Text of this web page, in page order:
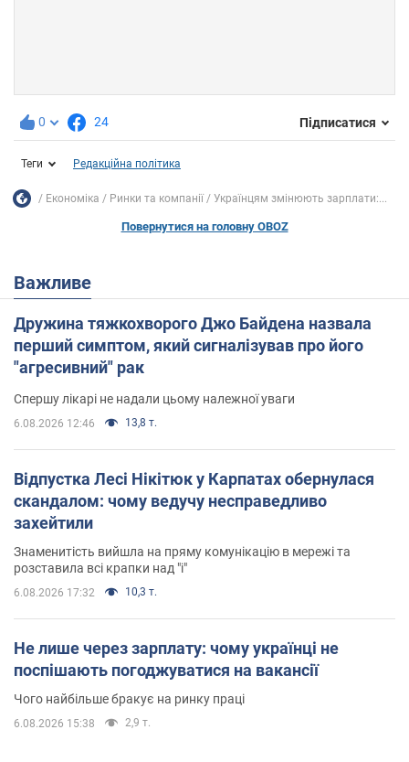
0 24 Підписатися
Теги Редакційна політика
Економіка Ринки та компанії Українцям змінюють зарплати:...
Повернутися на головну OBOZ
Важливе
Дружина тяжкохворого Джо Байдена назвала
перший симптом, який сигналізував про його
"агресивний" рак
Спершу лікарі не надали цьому належної уваги
6.08.2026 12:46 13,8 т.
Відпустка Лесі Нікітюк у Карпатах обернулася
скандалом: чому ведучу несправедливо
захейтили
Знаменитість вийшла на пряму комунікацію в мережі та
розставила всі крапки над "і"
6.08.2026 17:32 10,3 т.
Не лише через зарплату: чому українці не
поспішають погоджуватися на вакансії
Чого найбільше бракує на ринку праці
6.08.2026 15:38 2,9 т.